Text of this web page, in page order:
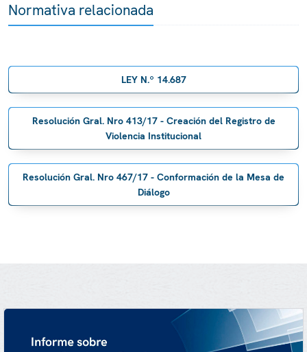
Normativa relacionada
LEY N.º 14.687
Resolución Gral. Nro 413/17 - Creación del Registro de
Violencia Institucional
Resolución Gral. Nro 467/17 - Conformación de la Mesa de
Diálogo